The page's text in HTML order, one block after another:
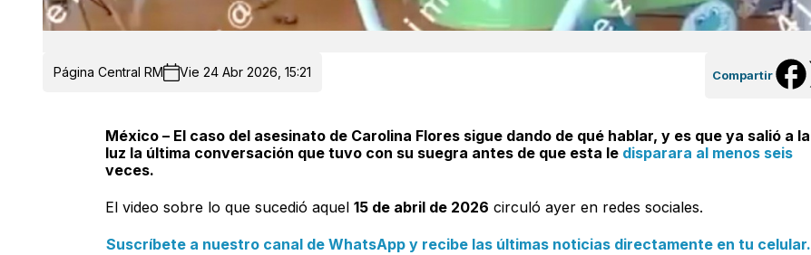
Página Central RM Vie 24 Abr 2026, 15:21 Compartir
México – El caso del asesinato de Carolina Flores sigue dando de qué hablar, y es que ya salió a la
luz la última conversación que tuvo con su suegra antes de que esta le disparara al menos seis
veces.
El video sobre lo que sucedió aquel 15 de abril de 2026 circuló ayer en redes sociales.
Suscríbete a nuestro canal de WhatsApp y recibe las últimas noticias directamente en tu celular.